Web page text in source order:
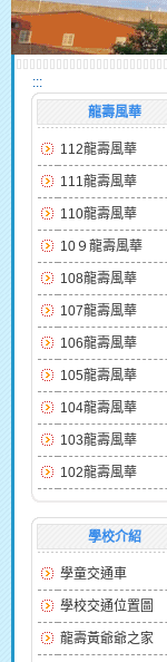
:::
龍壽風華
112龍壽風華
111龍壽風華
110龍壽風華
10９龍壽風華
108龍壽風華
107龍壽風華
106龍壽風華
105龍壽風華
104龍壽風華
103龍壽風華
102龍壽風華
學校介紹
學童交通車
學校交通位置圖
龍壽黃爺爺之家